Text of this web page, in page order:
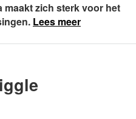
maakt zich sterk voor het
Lees meer